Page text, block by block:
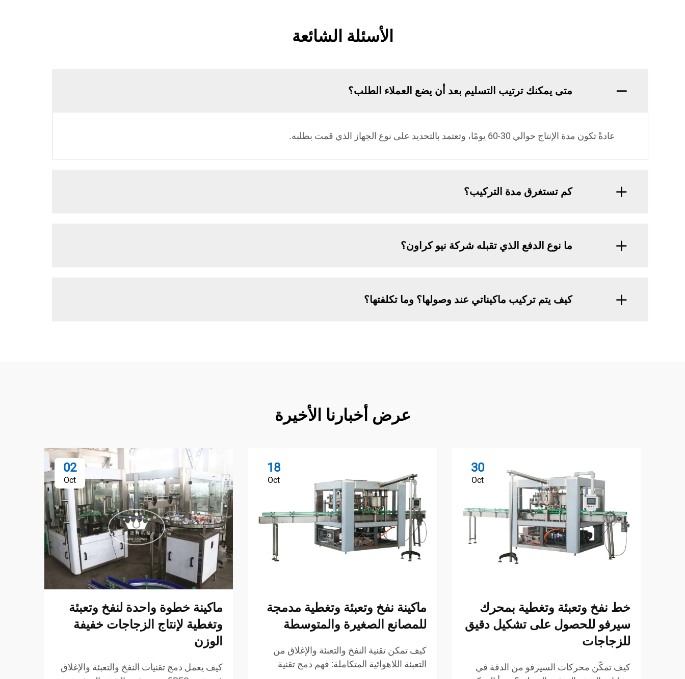
الأسئلة الشائعة
متى يمكنك ترتيب التسليم بعد أن يضع العملاء الطلب؟
عادةً تكون مدة الإنتاج حوالي 30-60 يومًا، وتعتمد بالتحديد على نوع الجهاز الذي قمت بطلبه.
كم تستغرق مدة التركيب؟
ما نوع الدفع الذي تقبله شركة نيو كراون؟
كيف يتم تركيب ماكيناتي عند وصولها؟ وما تكلفتها؟
عرض أخبارنا الأخيرة
30
Oct
خط نفخ وتعبئة وتغطية بمحرك
سيرفو للحصول على تشكيل دقيق
للزجاجات
كيف تمكّن محركات السيرفو من الدقة في
18
Oct
ماكينة نفخ وتعبئة وتغطية مدمجة
للمصانع الصغيرة والمتوسطة
كيف تمكن تقنية النفخ والتعبئة والإغلاق من
التعبئة اللاهوائية المتكاملة: فهم دمج تقنية
02
Oct
ماكينة خطوة واحدة لنفخ وتعبئة
وتغطية لإنتاج الزجاجات خفيفة
الوزن
كيف يعمل دمج تقنيات النفخ والتعبئة والإغلاق